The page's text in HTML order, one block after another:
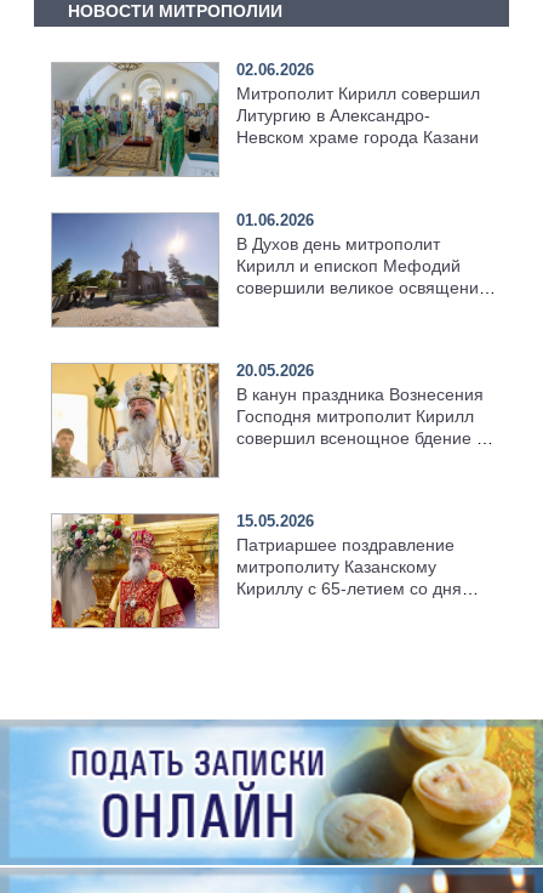
НОВОСТИ МИТРОПОЛИИ
02.06.2026
Митрополит Кирилл совершил
Литургию в Александро-
Невском храме города Казани
01.06.2026
В Духов день митрополит
Кирилл и епископ Мефодий
совершили великое освящение
20.05.2026
В канун праздника Вознесения
Господня митрополит Кирилл
совершил всенощное бдение в
15.05.2026
Патриаршее поздравление
митрополиту Казанскому
Кириллу с 65-летием со дня